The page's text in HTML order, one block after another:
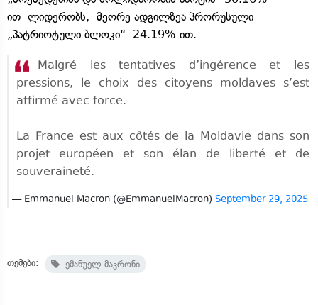
ით ლიდერობს, მეორე ადგილზეა პრორუსული
„პატრიოტული ბლოკი“ 24.19%-ით.
Malgré les tentatives d’ingérence et les
pressions, le choix des citoyens moldaves s’est
affirmé avec force.
La France est aux côtés de la Moldavie dans son
projet européen et son élan de liberté et de
souveraineté.
— Emmanuel Macron (@EmmanuelMacron) September 29, 2025
თემები: ემანუელ მაკრონი